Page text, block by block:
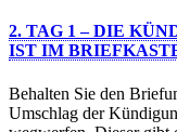
2. TAG 1 – DIE
IST IM
Behalten Sie den
Umschlag der